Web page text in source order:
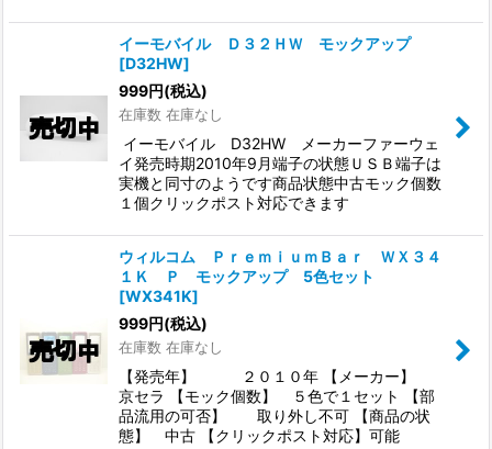
イーモバイル Ｄ３２ＨＷ モックアップ
[D32HW]
999円(税込)
在庫数 在庫なし
イーモバイル D32HW メーカーファーウェ
イ発売時期2010年9月端子の状態ＵＳＢ端子は
実機と同寸のようです商品状態中古モック個数
１個クリックポスト対応できます
ウィルコム ＰｒｅｍｉｕｍＢａｒ ＷＸ３４
１Ｋ Ｐ モックアップ 5色セット
[WX341K]
999円(税込)
在庫数 在庫なし
【発売年】 ２０１０年 【メーカー】
京セラ 【モック個数】 ５色で１セット 【部
品流用の可否】 取り外し不可 【商品の状
態】 中古 【クリックポスト対応】可能